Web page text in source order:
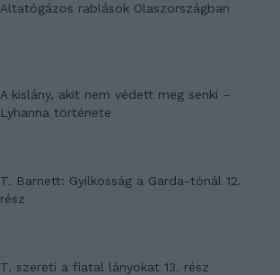
Altatógázos rablások Olaszországban
A kislány, akit nem védett meg senki –
Lyhanna története
T. Barnett: Gyilkosság a Garda-tónál 12.
rész
T. szereti a fiatal lányokat 13. rész